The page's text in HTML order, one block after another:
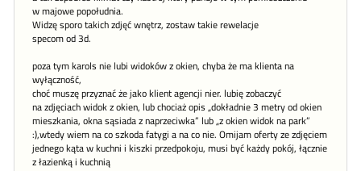
w majowe popołudnia.
Widzę sporo takich zdjęć wnętrz, zostaw takie rewelacje
specom od 3d.
poza tym karols nie lubi widoków z okien, chyba że ma klienta na
wyłączność,
choć muszę przyznać że jako klient agencji nier. lubię zobaczyć
na zdjęciach widok z okien, lub chociaż opis „dokładnie 3 metry od okien
mieszkania, okna sąsiada z naprzeciwka” lub „z okien widok na park”
:),wtedy wiem na co szkoda fatygi a na co nie. Omijam oferty ze zdjęciem
jednego kąta w kuchni i kiszki przedpokoju, musi być każdy pokój, łącznie
z łazienką i kuchnią